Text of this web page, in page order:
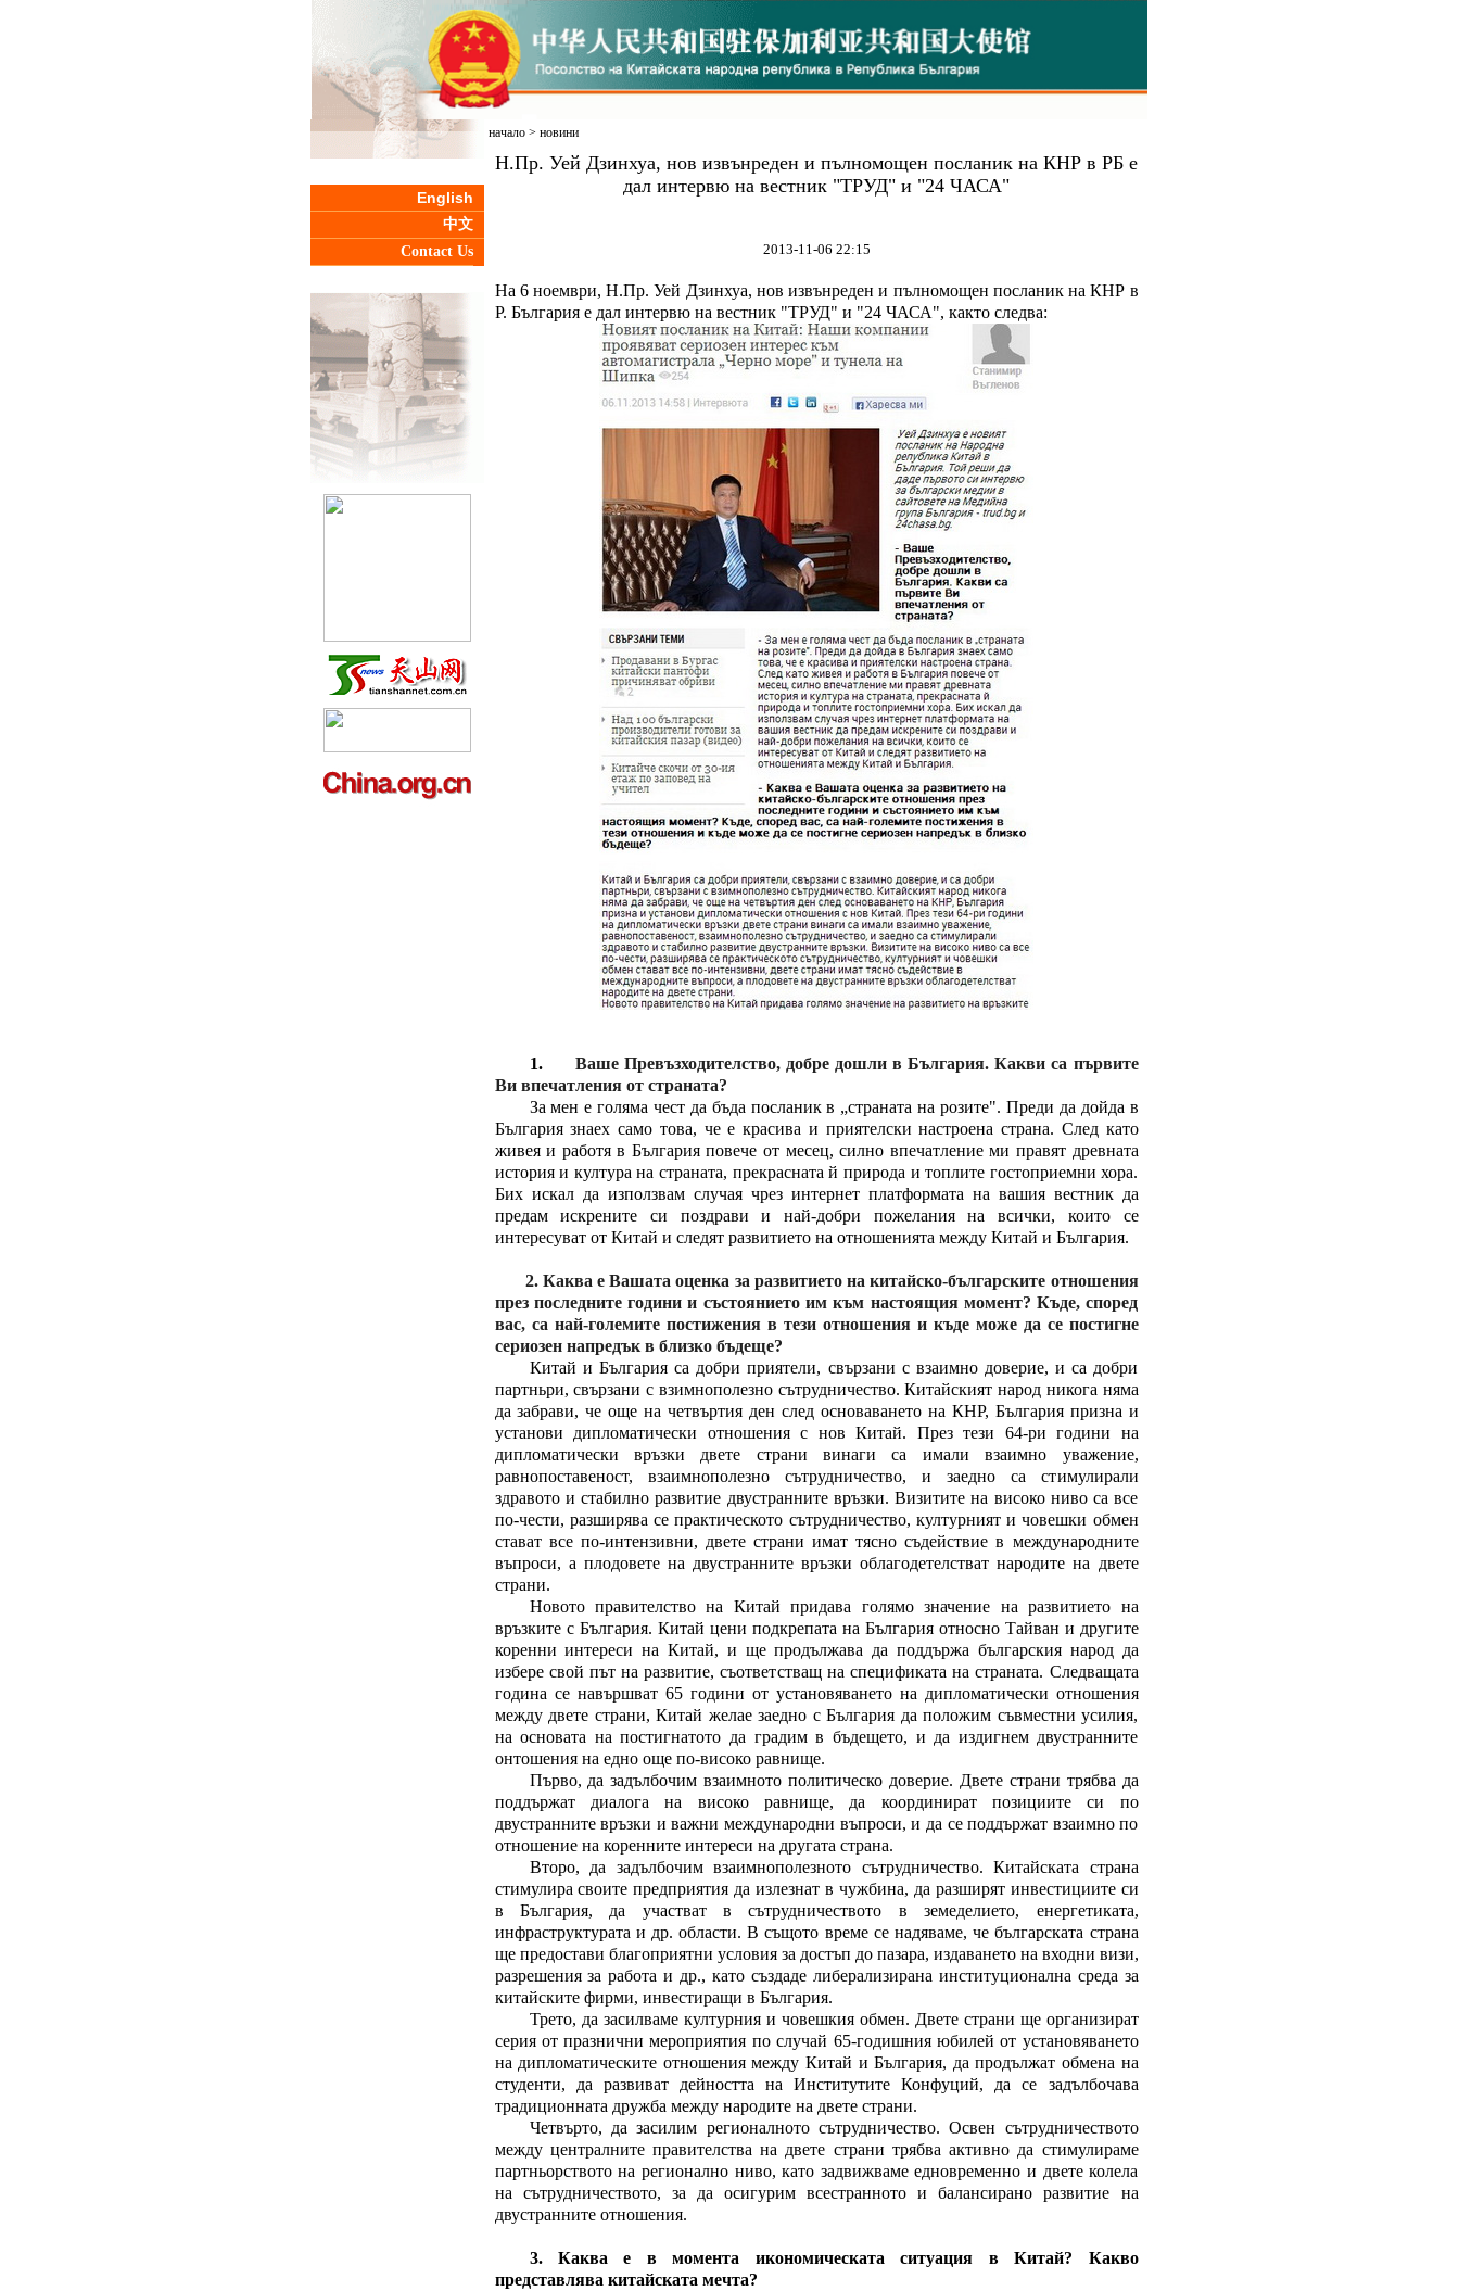
English
中文
Contact Us
начало> новини
Н.Пр. Уей Дзинхуа, нов извънреден и пълномощен посланик на КНР в РБ е
дал интервю на вестник "ТРУД" и "24 ЧАСА"
2013-11-06 22:15
На 6 ноември, Н.Пр. Уей Дзинхуа, нов извънреден и пълномощен посланик на КНР в
Р. България е дал интервю на вестник "ТРУД" и "24 ЧАСА", както следва:
1.
Ваше Превъзходителство, добре дошли в България. Какви са първите
Ви впечатления от страната?
За мен е голяма чест да бъда посланик в „страната на розите". Преди да дойда в
България знаех само това, че е красива и приятелски настроена страна. След като
живея и работя в България повече от месец, силно впечатление ми правят древната
история и култура на страната, прекрасната й природа и топлите гостоприемни хора.
Бих искал да използвам случая чрез интернет платформата на вашия вестник да
предам искрените си поздрави и най-добри пожелания на всички, които се
интересуват от Китай и следят развитието на отношенията между Китай и България.
2. Каква е Вашата оценка за развитието на китайско-българските отношения
през последните години и състоянието им към настоящия момент? Къде, според
вас, са най-големите постижения в тези отношения и къде може да се постигне
сериозен напредък в близко бъдеще?
Китай и България са добри приятели, свързани с взаимно доверие, и са добри
партньри, свързани с взимнополезно сътрудничество. Китайският народ никога няма
да забрави, че още на четвъртия ден след основаването на КНР, България призна и
установи дипломатически отношения с нов Китай. През тези 64-ри години на
дипломатически връзки двете страни винаги са имали взаимно уважение,
равнопоставеност, взаимнополезно сътрудничество, и заедно са стимулирали
здравото и стабилно развитие двустранните връзки. Визитите на високо ниво са все
по-чести, разширява се практическото сътрудничество, културният и човешки обмен
стават все по-интензивни, двете страни имат тясно съдействие в международните
въпроси, а плодовете на двустранните връзки облагодетелстват народите на двете
страни.
Новото правителство на Китай придава голямо значение на развитието на
връзките с България. Китай цени подкрепата на България относно Тайван и другите
коренни интереси на Китай, и ще продължава да поддържа българския народ да
избере свой път на развитие, съответстващ на спецификата на страната. Следващата
година се навършват 65 години от установяването на дипломатически отношения
между двете страни, Китай желае заедно с България да положим съвместни усилия,
на основата на постигнатото да градим в бъдещето, и да издигнем двустранните
онтошения на едно още по-високо равнище.
Първо, да задълбочим взаимното политическо доверие. Двете страни трябва да
поддържат диалога на високо равнище, да координират позициите си по
двустранните връзки и важни международни въпроси, и да се поддържат взаимно по
отношение на коренните интереси на другата страна.
Второ, да задълбочим взаимнополезното сътрудничество. Китайската страна
стимулира своите предприятия да излезнат в чужбина, да разширят инвестициите си
в България, да участват в сътрудничеството в земеделието, енергетиката,
инфраструктурата и др. области. В същото време се надяваме, че българската страна
ще предостави благоприятни условия за достъп до пазара, издаването на входни визи,
разрешения за работа и др., като създаде либерализирана институционална среда за
китайските фирми, инвестиращи в България.
Трето, да засилваме културния и човешкия обмен. Двете страни ще организират
серия от празнични мероприятия по случай 65-годишния юбилей от установяването
на дипломатическите отношения между Китай и България, да продължат обмена на
студенти, да развиват дейността на Институтите Конфуций, да се задълбочава
традиционната дружба между народите на двете страни.
Четвърто, да засилим регионалното сътрудничество. Освен сътрудничеството
между централните правителства на двете страни трябва активно да стимулираме
партньорството на регионално ниво, като задвижваме едновременно и двете колела
на сътрудничеството, за да осигурим всестранното и балансирано развитие на
двустранните отношения.
3.
Каква е в момента икономическата ситуация в Китай? Какво
представлява китайската мечта?